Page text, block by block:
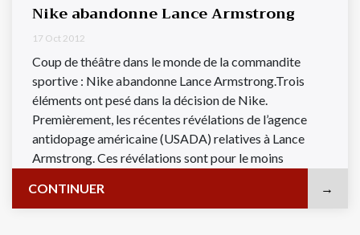
Nike abandonne Lance Armstrong
17 Oct 2012
Coup de théâtre dans le monde de la commandite
sportive : Nike abandonne Lance Armstrong.Trois
éléments ont pesé dans la décision de Nike.
Premièrement, les récentes révélations de l’agence
antidopage américaine (USADA) relatives à Lance
Armstrong. Ces révélations sont pour le moins
CONTINUER